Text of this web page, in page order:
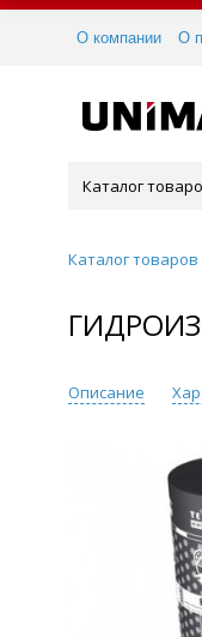
О компании О
Каталог
Каталог товаров
Описание